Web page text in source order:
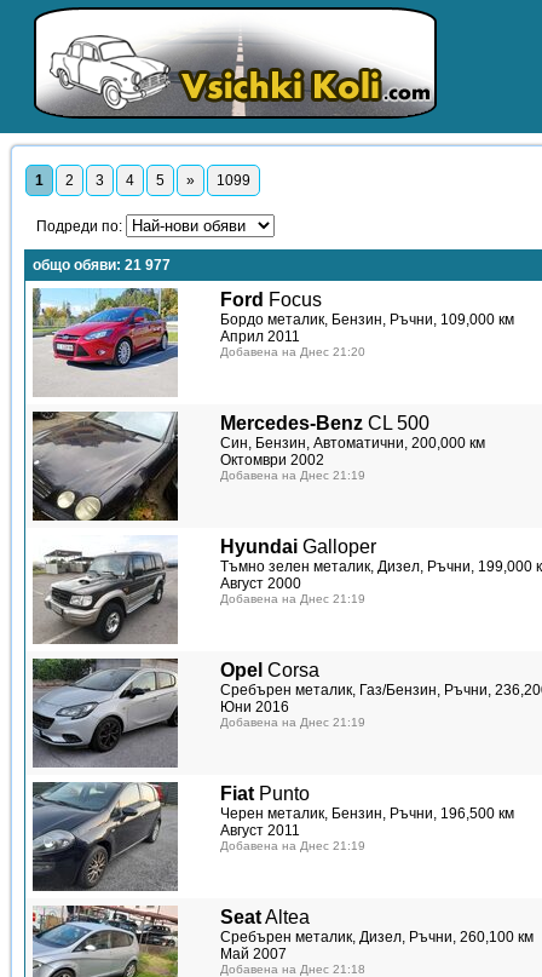
1 2 3 4 5 » 1099
Подреди по:
общо обяви: 21 977
Ford Focus
Бордо металик, Бензин, Ръчни, 109,000 км
Април 2011
Добавена на Днес 21:20
Mercedes-Benz CL 500
Син, Бензин, Автоматични, 200,000 км
Октомври 2002
Добавена на Днес 21:19
Hyundai Galloper
Тъмно зелен металик, Дизел, Ръчни, 199,000
Август 2000
Добавена на Днес 21:19
Opel Corsa
Сребърен металик, Газ/Бензин, Ръчни,
Юни 2016
Добавена на Днес 21:19
Fiat Punto
Черен металик, Бензин, Ръчни, 196,500 км
Август 2011
Добавена на Днес 21:19
SeatAltea
Сребърен металик, Дизел, Ръчни, 260,100 км
Май 2007
Добавена на Днес 21:18